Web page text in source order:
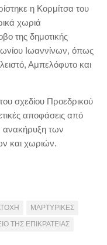
η Κορμίτσα του
χωριά
της δημοτικής
Ιωαννίνων, όπως
Αμπελόφυτο και
σχεδίου Προεδρικού
αποφάσεις από
ανακήρυξη των
και χωριών.
ΜΑΡΤΥΡΙΚΕΣ
ΤΗΣ ΕΠΙΚΡΑΤΕΙΑΣ